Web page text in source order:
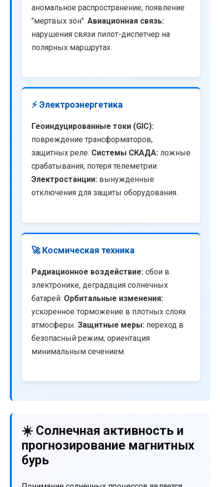
аномальное распространение, появление
"мертвых зон". Авиационная связь:
нарушения связи пилот-диспетчер на
полярных маршрутах.
⚡ Электроэнергетика
Геоиндуцированные токи (GIC):
повреждение трансформаторов,
защитных реле. Системы СКАДА: ложные
срабатывания, потеря телеметрии.
Электростанции: вынужденные
отключения для защиты оборудования.
🚀 Космическая техника
Радиационное воздействие: сбои в
электронике, деградация солнечных
батарей. Орбитальные изменения:
ускоренное торможение в плотных слоях
атмосферы. Защитные меры: переход в
безопасный режим, ориентация
минимальным сечением.
☀️ Солнечная активность и
прогнозирование магнитных
бурь